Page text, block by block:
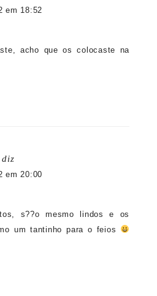
em 18:52
acho que os colocaste na
diz
em 20:00
s??o mesmo lindos e os
um tantinho para o feios